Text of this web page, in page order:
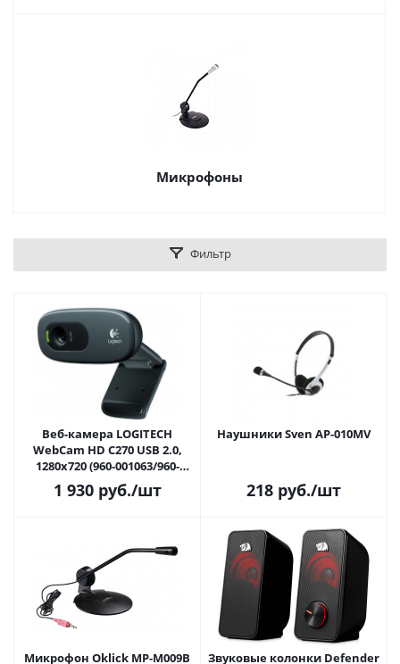
Микрофоны
Фильтр
Веб-камера LOGITECH
WebCam HD C270 USB 2.0,
1280x720 (960-001063/960-
000636/960-000999)
1 930руб./шт
Наушники Sven AP-010MV
218 руб./шт
Микрофон Oklick MP-M009B Звуковые колонки Defender